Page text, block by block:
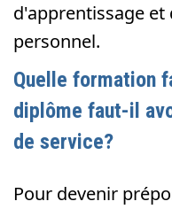
d'apprentissage
personnel.
Quelle formation
diplôme faut-il
de service?
Pour devenir